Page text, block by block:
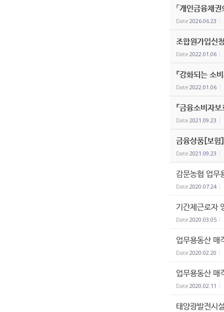
「개인금융채
Date 2026.06.23
조합원가입신
Date 2022.01.06
『강화되는 소
Date 2022.01.06
『금융소비자
Date 2021.09.23
금융상품[보험
Date 2021.09.23
감문농협 업무
Date 2020.07.24
기간제근로자
Date 2020.03.05
업무용동산 매
Date 2020.02.20
업무용동산 매
Date 2020.02.11
태양광발전시